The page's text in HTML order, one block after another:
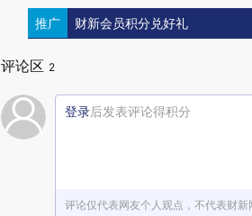
推广 财新会员积分兑好礼
评论区 2
登录后发表评论得积分
评论仅代表网友个人观点，不代表财新